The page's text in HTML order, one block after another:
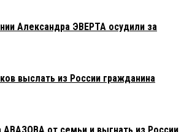
Александра ЭВЕРТА осудили за
выслать из России гражданина